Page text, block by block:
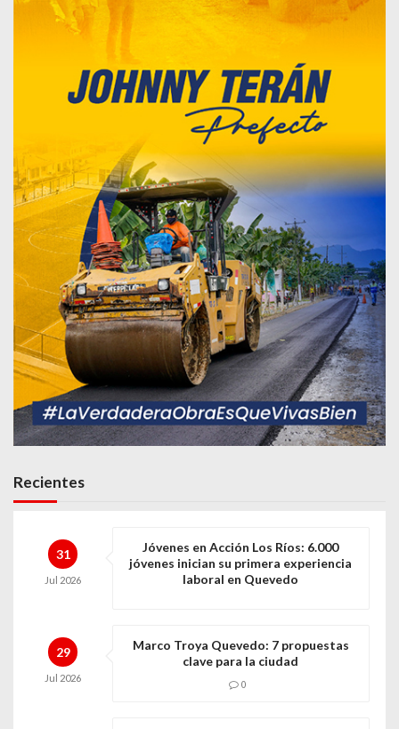
Recientes
31
Jul 2026
Jóvenes en Acción Los Ríos: 6.000
jóvenes inician su primera experiencia
laboral en Quevedo
29
Jul 2026
Marco Troya Quevedo: 7 propuestas
clave para la ciudad
0